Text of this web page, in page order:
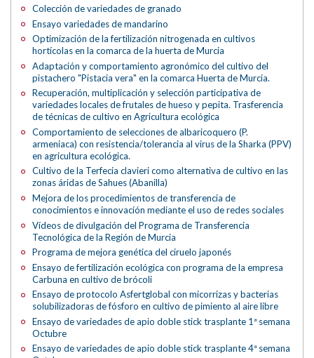
Colección de variedades de granado
Ensayo variedades de mandarino
Optimización de la fertilización nitrogenada en cultivos
hortícolas en la comarca de la huerta de Murcia
Adaptación y comportamiento agronómico del cultivo del
pistachero "Pistacia vera" en la comarca Huerta de Murcia.
Recuperación, multiplicación y selección participativa de
variedades locales de frutales de hueso y pepita. Trasferencia
de técnicas de cultivo en Agricultura ecológica
Comportamiento de selecciones de albaricoquero (P.
armeniaca) con resistencia/tolerancia al virus de la Sharka (PPV)
en agricultura ecológica.
Cultivo de la Terfecia clavieri como alternativa de cultivo en las
zonas áridas de Sahues (Abanilla)
Mejora de los procedimientos de transferencia de
conocimientos e innovación mediante el uso de redes sociales
Vídeos de divulgación del Programa de Transferencia
Tecnológica de la Región de Murcia
Programa de mejora genética del ciruelo japonés
Ensayo de fertilización ecológica con programa de la empresa
Carbuna en cultivo de brócoli
Ensayo de protocolo Asfertglobal con micorrizas y bacterias
solubilizadoras de fósforo en cultivo de pimiento al aire libre
Ensayo de variedades de apio doble stick trasplante 1ª semana
Octubre
Ensayo de variedades de apio doble stick trasplante 4ª semana